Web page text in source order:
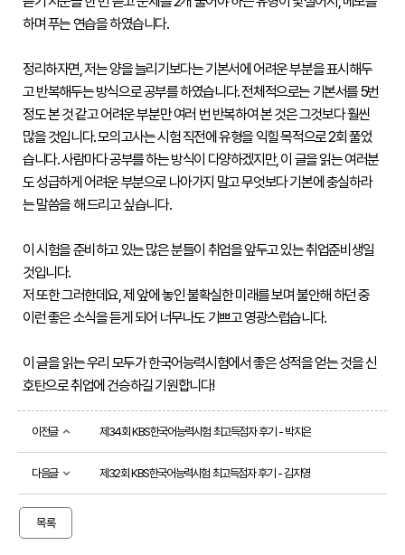
출
제
방
응시
도우미
응
시
절
차
응
시
준
안
내
수
험
서
동
소
년
을
위
하며 푸는 연습을 하였습니다.
정리하자면, 저는 양을 늘리기보다는 기본서에 어려운 부분을 표시해두
고 반복해두는 방식으로 공부를 하였습니다. 전체적으로는 기본서를 5번
정도 본 것 같고 어려운 부분만 여러 번 반복하여 본 것은 그것보다 훨씬
많을 것입니다. 모의고사는 시험 직전에 유형을 익힐 목적으로 2회 풀었
습니다. 사람마다 공부를 하는 방식이 다양하겠지만, 이 글을 읽는 여러분
도 성급하게 어려운 부분으로 나아가지 말고 무엇보다 기본에 충실하라
는 말씀을 해 드리고 싶습니다.
이 시험을 준비하고 있는 많은 분들이 취업을 앞두고 있는 취업준비생일
것입니다.
저 또한 그러한데요, 제 앞에 놓인 불확실한 미래를 보며 불안해 하던 중
이런 좋은 소식을 듣게 되어 너무나도 기쁘고 영광스럽습니다.
이 글을 읽는 우리 모두가 한국어능력시험에서 좋은 성적을 얻는 것을 신
호탄으로 취업에 건승하길 기원합니다!
이전글 제34회 KBS한국어능력시험 최고득점자 후기 - 박지은
다음글 제32회 KBS한국어능력시험 최고득점자 후기 - 김지영
목록